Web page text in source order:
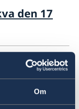
Om
den 17